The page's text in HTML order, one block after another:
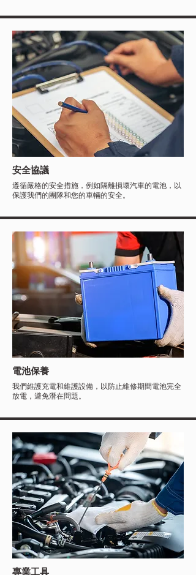
安全協議
遵循嚴格的安全措施，例如隔離損壞汽車的電池，以
保護我們的團隊和您的車輛的安全。
電池保養
我們維護充電和維護設備，以防止維修期間電池完全
放電，避免潛在問題。
專業工具